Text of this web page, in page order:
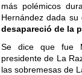
más polémicos
Hernández dada su
desapareció de la
Se dice que fue
presidente de La
las sobremesas de